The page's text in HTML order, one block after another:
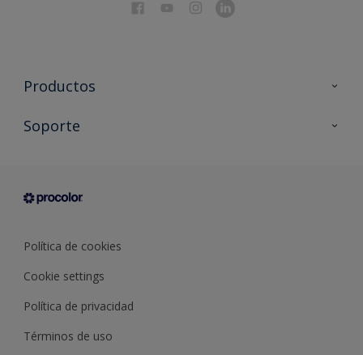
Productos
Todos los productos
Condiciones generales de venta
Soporte
Sobre Procolor
Política de cookies
Cookie settings
Política de privacidad
Términos de uso